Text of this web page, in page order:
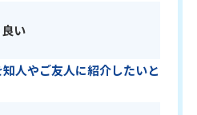
い
人やご友人に紹介したいと